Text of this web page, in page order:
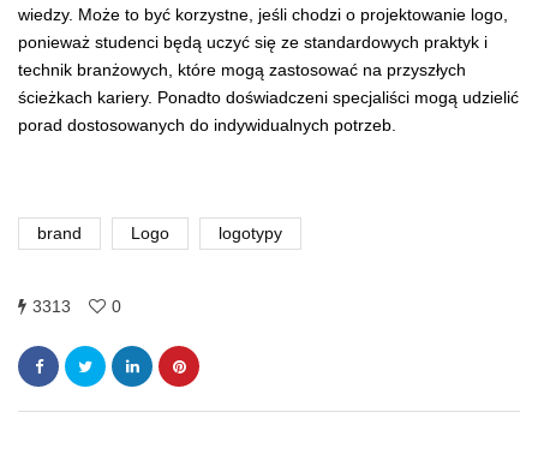
wiedzy. Może to być korzystne, jeśli chodzi o projektowanie logo,
ponieważ studenci będą uczyć się ze standardowych praktyk i
technik branżowych, które mogą zastosować na przyszłych
ścieżkach kariery. Ponadto doświadczeni specjaliści mogą udzielić
porad dostosowanych do indywidualnych potrzeb.
brand Logo logotypy
3313 0